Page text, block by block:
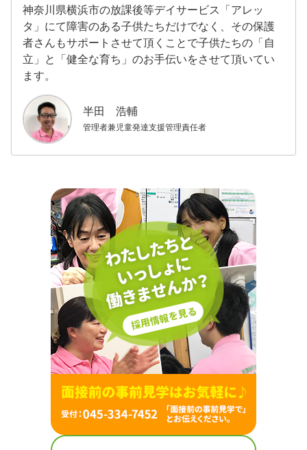
神奈川県横浜市の放課後等デイサービス「アレッ
タ」にて障害のある子供たちだけでなく、その保護
者さんもサポートさせて頂くことで子供たちの「自
立」と「健全な育ち」のお手伝いをさせて頂いてい
ます。
半田 浩輔
管理者兼児童発達支援管理責任者